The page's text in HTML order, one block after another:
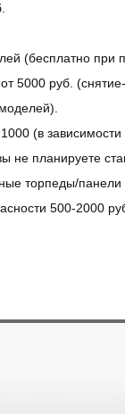
(бесплатно при
5000 руб. (снятие-
(в зависимости
не планируете
торпеды/панели
500-2000